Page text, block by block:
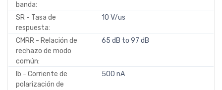
banda:
SR - Tasa de
respuesta:
10 V/us
CMRR - Relación de
rechazo de modo
común:
65 dB to 97 dB
Ib - Corriente de
polarización de
500 nA